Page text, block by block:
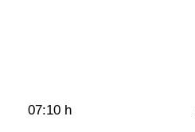
07:10 h